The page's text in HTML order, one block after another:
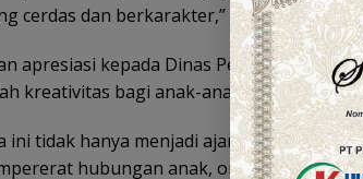
cerdas dan berkarakter,” ungkap Neli.
apresiasi kepada Dinas Pendidikan dan
kreativitas bagi anak-anak usia dini.
ini tidak hanya menjadi ajang kompetisi,
hubungan anak, orang tua, serta